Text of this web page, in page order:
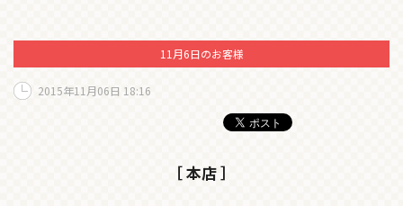
11月6日のお客様
2015年11月06日 18:16
［ 本店 ］